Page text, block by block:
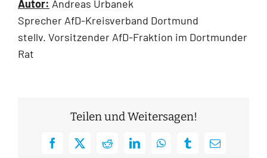
Autor: Andreas Urbanek
Sprecher AfD-Kreisverband Dortmund
stellv. Vorsitzender AfD-Fraktion im Dortmunder
Rat
Teilen und Weitersagen!
Facebook
X RedditLinkedInWhatsAppTumblrE-